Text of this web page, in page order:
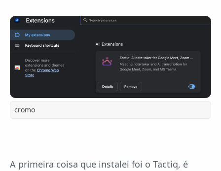
cromo
A primeira coisa que instalei foi o Tactiq, é